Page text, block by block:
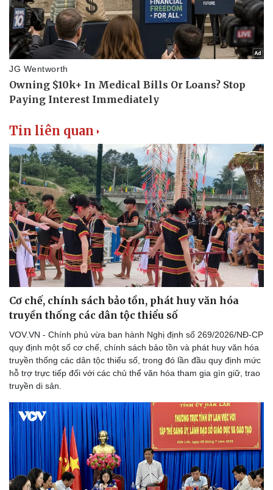
Doanh nghiệp
Thông tin doanh nghiệp
Doanh nghiệp 24h
Doanh nhân
Công nghệ
Tin Công nghệ
Trải nghiệm
Tin liên quan
Cơ chế, chính sách bảo tồn, phát huy văn hóa
truyền thống các dân tộc thiểu số
VOV.VN - Chính phủ vừa ban hành Nghị định số 269/2026/NĐ-CP
quy định một số cơ chế, chính sách bảo tồn và phát huy văn hóa
truyền thống các dân tộc thiểu số, trong đó lần đầu quy định mức
hỗ trợ trực tiếp đối với các chủ thể văn hóa tham gia gìn giữ, trao
truyền di sản.